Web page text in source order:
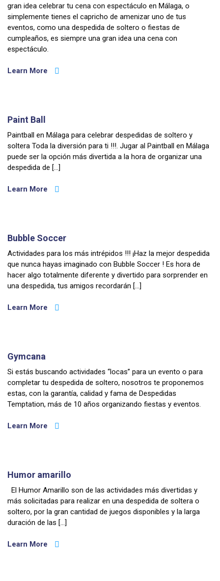
gran idea celebrar tu cena con espectáculo en Málaga, o
simplemente tienes el capricho de amenizar uno de tus
eventos, como una despedida de soltero o fiestas de
cumpleaños, es siempre una gran idea una cena con
espectáculo.
Learn More
Paint Ball
Paintball en Málaga para celebrar despedidas de soltero y
soltera Toda la diversión para ti !!!. Jugar al Paintball en Málaga
puede ser la opción más divertida a la hora de organizar una
despedida de […]
Learn More
Bubble Soccer
Actividades para los más intrépidos !!! ¡Haz la mejor despedida
que nunca hayas imaginado con Bubble Soccer ! Es hora de
hacer algo totalmente diferente y divertido para sorprender en
una despedida, tus amigos recordarán […]
Learn More
Gymcana
Si estás buscando actividades “locas” para un evento o para
completar tu despedida de soltero, nosotros te proponemos
estas, con la garantía, calidad y fama de Despedidas
Temptation, más de 10 años organizando fiestas y eventos.
Learn More
Humor amarillo
El Humor Amarillo son de las actividades más divertidas y
más solicitadas para realizar en una despedida de soltera o
soltero, por la gran cantidad de juegos disponibles y la larga
duración de las […]
Learn More